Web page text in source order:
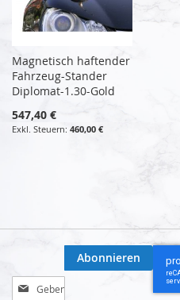
Magnetisch haftender
Fahrzeug-Stander
Diplomat-1.30-Gold
547,40 €
460,00 €
Melden
Abonnieren